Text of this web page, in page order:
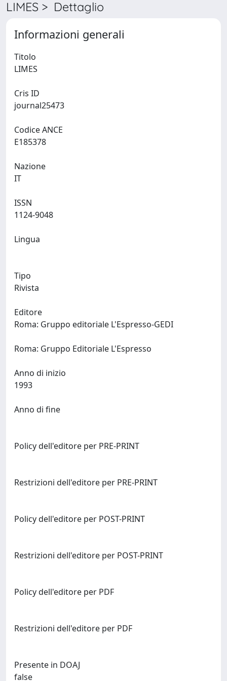
LIMES > Dettaglio
Informazioni generali
Titolo
Cris ID
Codice ANCE
Nazione
ISSN
Lingua
Tipo
Rivista
Editore
Roma: Gruppo editoriale L'Espresso-GEDI
Anno di inizio
Anno di fine
Policy dell'editore per PRE-PRINT
Restrizioni dell'editore per PRE-PRINT
Policy dell'editore per POST-PRINT
Restrizioni dell'editore per POST-PRINT
Policy dell'editore per PDF
Restrizioni dell'editore per PDF
Presente in DOAJ